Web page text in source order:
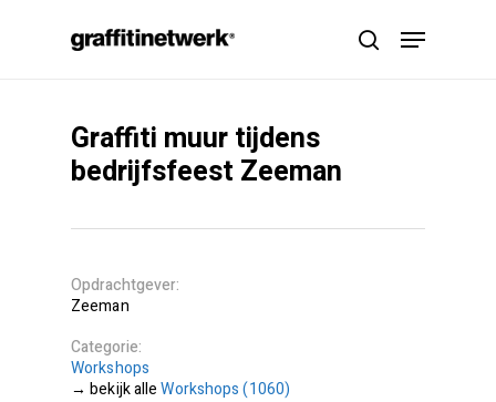
search
Menu
Graffiti muur tijdens
bedrijfsfeest Zeeman
Opdrachtgever
Zeeman
Categorie
Workshops
Workshops (1060)